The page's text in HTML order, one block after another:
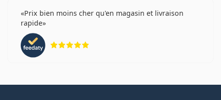
Prix bien moins cher qu'en magasin et livraison
rapide